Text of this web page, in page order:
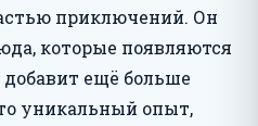
приключений. Он
которые появляются
ещё больше
уникальный опыт,